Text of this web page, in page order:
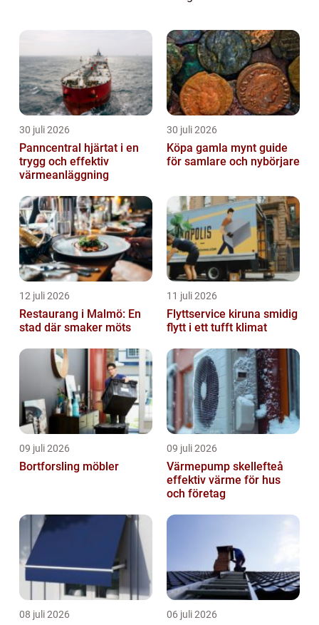
30 juli 2026
Panncentral hjärtat i en
trygg och effektiv
värmeanläggning
30 juli 2026
Köpa gamla mynt guide
för samlare och nybörjare
12 juli 2026
Restaurang i Malmö: En
stad där smaker möts
11 juli 2026
Flyttservice kiruna smidig
flytt i ett tufft klimat
09 juli 2026
Bortforsling möbler
09 juli 2026
Värmepump skellefteå
effektiv värme för hus
och företag
08 juli 2026 06 juli 2026